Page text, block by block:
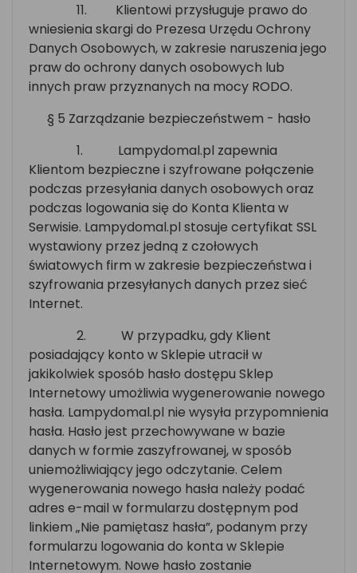
11.
Klientowi przysługuje prawo do
wniesienia skargi do Prezesa Urzędu Ochrony
Danych Osobowych, w zakresie naruszenia jego
praw do ochrony danych osobowych lub
innych praw przyznanych na mocy RODO.
§ 5 Zarządzanie bezpieczeństwem - hasło
1.
Lampydomal.pl zapewnia
Klientom bezpieczne i szyfrowane połączenie
podczas przesyłania danych osobowych oraz
podczas logowania się do Konta Klienta w
Serwisie. Lampydomal.pl stosuje certyfikat SSL
wystawiony przez jedną z czołowych
światowych firm w zakresie bezpieczeństwa i
szyfrowania przesyłanych danych przez sieć
Internet.
2.
W przypadku, gdy Klient
posiadający konto w Sklepie utracił w
jakikolwiek sposób hasło dostępu Sklep
Internetowy umożliwia wygenerowanie nowego
hasła. Lampydomal.pl nie wysyła przypomnienia
hasła. Hasło jest przechowywane w bazie
danych w formie zaszyfrowanej, w sposób
uniemożliwiający jego odczytanie. Celem
wygenerowania nowego hasła należy podać
adres e-mail w formularzu dostępnym pod
linkiem „Nie pamiętasz hasła”, podanym przy
formularzu logowania do konta w Sklepie
Internetowym. Nowe hasło zostanie